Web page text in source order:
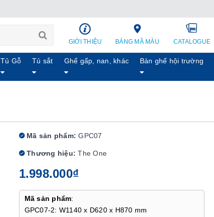
GIỚI THIỆU BẢNG MÃ MÀU CATALOGUE
Tủ Gỗ Tủ sắt Ghế gấp, nan, khác Bàn ghế hội trường
Mã sản phẩm: GPC07
Thương hiệu: The One
1.998.000₫
Mã sản phẩm:
GPC07-2: W1140 x D620 x H870 mm